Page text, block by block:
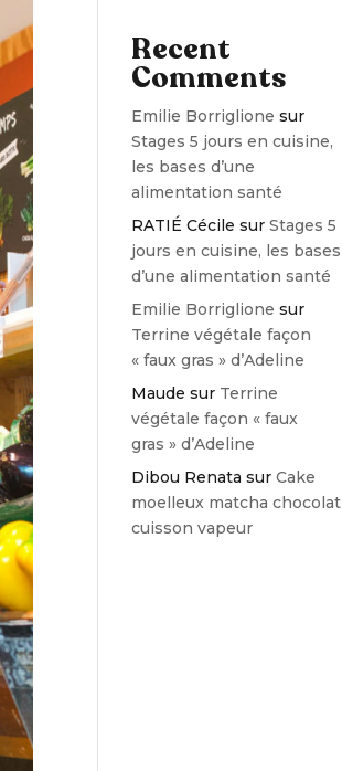
Recent
Comments
Emilie Borriglione sur
Stages 5 jours en cuisine,
les bases d’une
alimentation santé
RATIÉ Cécile surStages 5
jours en cuisine, les bases
d’une alimentation santé
Emilie Borriglione sur
Terrine végétale façon
« faux gras » d’Adeline
Maude sur Terrine
végétale façon « faux
gras » d’Adeline
Dibou Renata surCake
moelleux matcha chocolat
cuisson vapeur